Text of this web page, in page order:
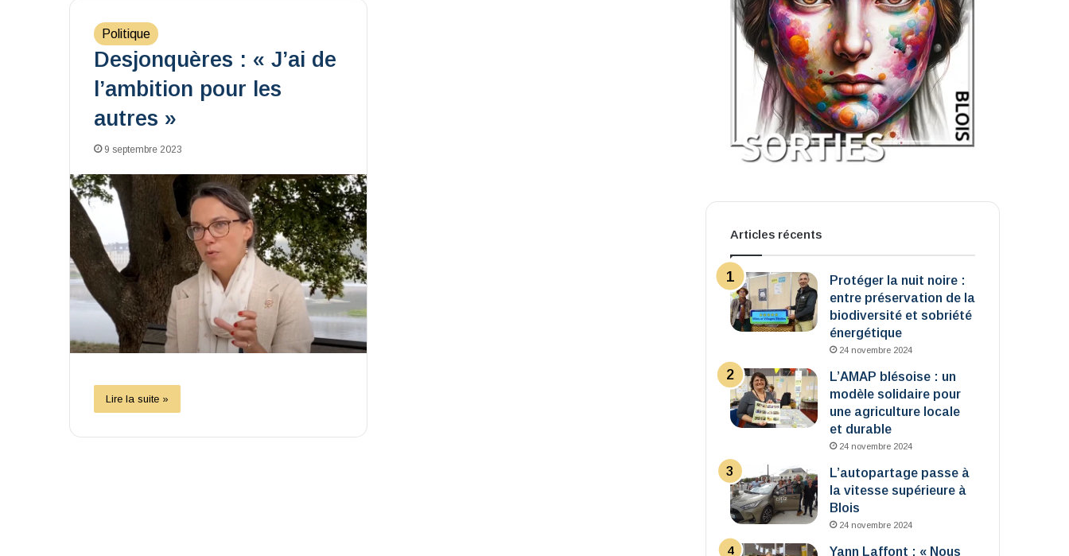
Politique
Desjonquères : « J’ai de
l’ambition pour les
autres »
9 septembre 2023
Lire la suite »
Articles récents
Protéger la nuit noire :
entre préservation de la
biodiversité et sobriété
énergétique
24 novembre 2024
L’AMAP blésoise : un
modèle solidaire pour
une agriculture locale
et durable
24 novembre 2024
L’autopartage passe à
la vitesse supérieure à
Blois
24 novembre 2024
Yann Laffont : « Nous